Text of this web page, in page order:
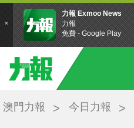
澳門力報 今日力報